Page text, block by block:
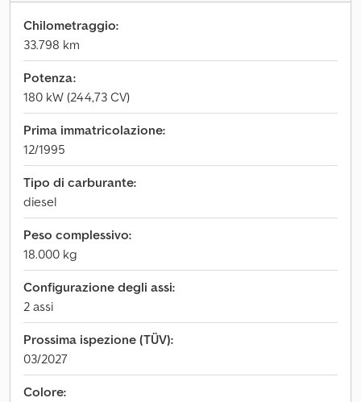
Chilometraggio:
33.798 km
Potenza:
180 kW (244,73 CV)
Prima immatricolazione:
12/1995
Tipo di carburante:
diesel
Peso complessivo:
18.000 kg
Configurazione degli assi:
2 assi
Prossima ispezione (TÜV):
03/2027
Colore: